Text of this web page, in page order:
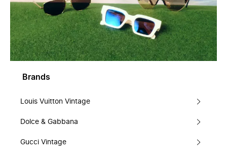
Brands
Louis Vuitton Vintage
Dolce & Gabbana
Gucci Vintage